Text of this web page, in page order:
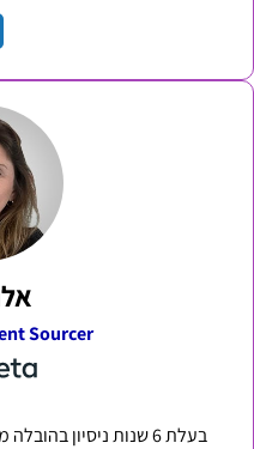
Sourcer
בעלת 6 שנות ניסיון